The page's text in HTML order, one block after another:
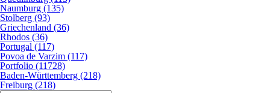
Naumburg (135)
Stolberg (93)
Griechenland (36)
Rhodos (36)
Portugal (117)
Povoa de Varzim (117)
Portfolio (11728)
Baden-Württemberg (218)
Freiburg (218)